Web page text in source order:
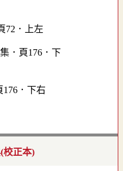
72．上左
176．下右
校正本)